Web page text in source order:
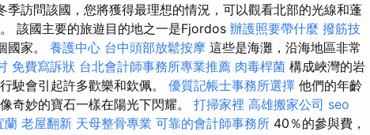
季訪問該國，您將獲得最理想的情況，可以觀看北部的光線和蓬
該國主要的旅遊目的地之一是Fjordos 辦護照要帶什麼 撥筋技
國家。 養護中心 台中頭部放鬆按摩 這些是海灘，沿海地區非常
免費寫訴狀 台北會計師事務所專業推薦 肉毒桿菌 構成峽灣的岩
駛會引起許多歡樂和欽佩。 優質記帳士事務所選擇 他們的年齡
奇妙的寶石一樣在陽光下閃耀。 打掃家裡 高雄搬家公司 seo
蘭 老屋翻新 天母整骨專業 可靠的會計師事務所 40％的參與費，